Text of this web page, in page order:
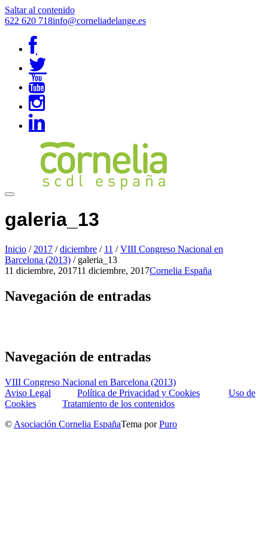
Saltar al contenido
622 620 718info@corneliadelange.es
galeria_13
Inicio / 2017 / diciembre / 11 / VIII Congreso Nacional en
Barcelona (2013) / galeria_13
11 diciembre, 201711 diciembre, 2017Cornelia España
Navegación de entradas
Navegación de entradas
VIII Congreso Nacional en Barcelona (2013)
Aviso Legal
Política de Privacidad y Cookies
Uso de
Cookies
Tratamiento de los contenidos
© Asociación Cornelia EspañaTema porPuro